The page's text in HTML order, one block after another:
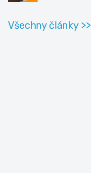
Všechny články >>